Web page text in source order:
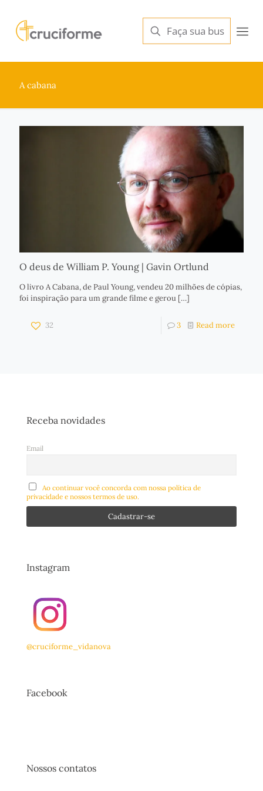
A cabana
O deus de William P. Young | Gavin Ortlund
O livro A Cabana, de Paul Young, vendeu 20 milhões de cópias,
foi inspiração para um grande filme e gerou […]
32 3 Read more
Receba novidades
Email
Ao continuar você concorda com nossa política de
privacidade e nossos termos de uso.
Instagram
@cruciforme_vidanova
Facebook
Nossos contatos